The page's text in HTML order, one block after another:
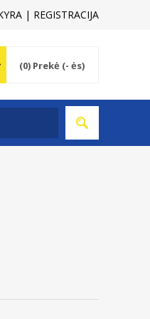
| REGISTRACIJA
(0) Prekė (- ės)